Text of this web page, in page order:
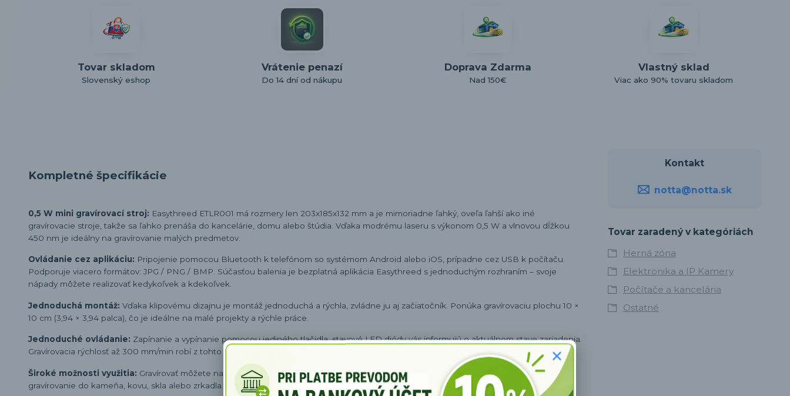
Tovar skladom
Slovenský eshop
Vrátenie penazí
Do 14 dní od nákupu
Doprava Zdarma
Nad 150€
Vlastný sklad
Viac ako 90% tovaru skladom
Kompletné špecifikácie
0,5 W mini gravírovací stroj: Easythreed ETLR001 má rozmery len 203x185x132 mm a je mimoriadne ľahký, oveľa ľahší ako iné
gravírovacie stroje, takže sa ľahko prenáša do kancelárie, domu alebo štúdia. Vďaka modrému laseru s výkonom 0,5 W a vlnovou dĺžkou
450 nm je ideálny na gravírovanie malých predmetov.
Ovládanie cez aplikáciu: Pripojenie pomocou Bluetooth k telefónom so systémom Android alebo iOS, prípadne cez USB k počítaču.
Podporuje viacero formátov: JPG / PNG / BMP. Súčasťou balenia je bezplatná aplikácia Easythreed s jednoduchým rozhraním – svoje
nápady môžete realizovať kedykoľvek a kdekoľvek.
Jednoduchá montáž: Vďaka klipovému dizajnu je montáž jednoduchá a rýchla, zvládne ju aj začiatočník. Ponúka gravírovaciu plochu 10 ×
10 cm (3,94 × 3,94 palca), čo je ideálne na malé projekty a rýchle práce.
Jednoduché ovládanie: Zapínanie a vypínanie pomocou jediného tlačidla, stavové LED diódy vás informujú o aktuálnom stave zariadenia.
Gravírovacia rýchlosť až 300 mm/min robí z tohto zariadenia ideálneho pomocníka aj pre väčšie množstvo úloh.
Široké možnosti využitia: Gravírovať môžete na rôzne materiály ako papier, drevo, bambus, koža, guma, plast či akryl. (Nie je vhodné na
gravírovanie do kameňa, kovu, skla alebo zrkadla.)
Kontakt
notta@notta.sk
Tovar zaradený v kategóriách
Herná zóna
Elektronika a IP Kamery
Počítače a kancelária
Ostatné